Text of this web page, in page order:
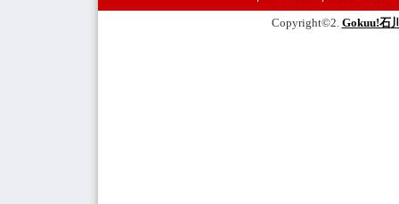
Copyright©2. Gokuu!石